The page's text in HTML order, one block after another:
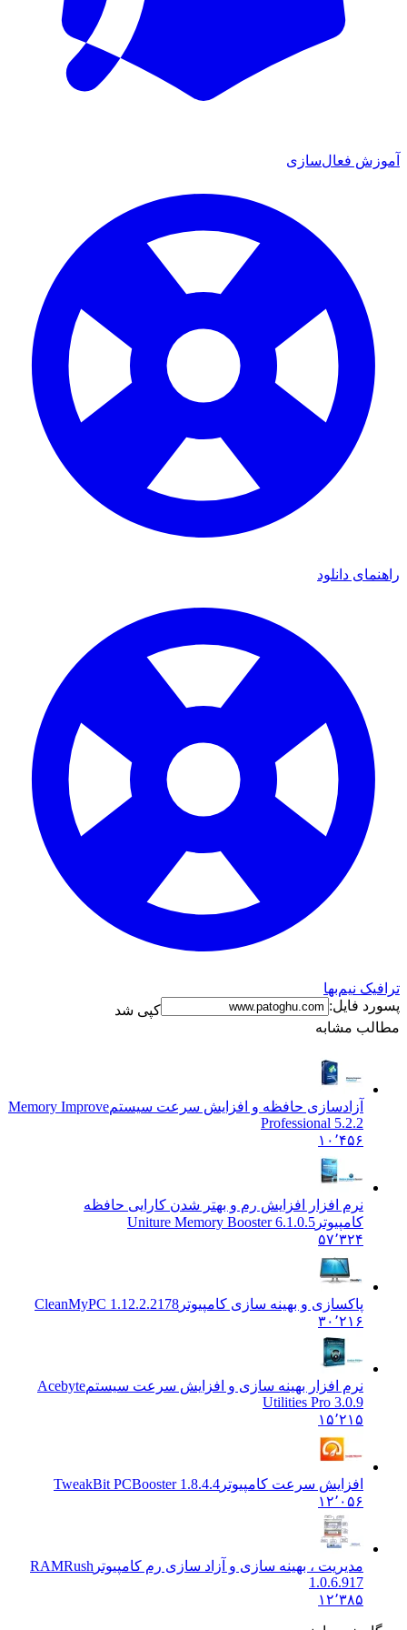
فعال‌سازی
دانلود
نیم‌بها
فایل:
کپی شد
مشابه
آزادسازی حافظه و افزایش سرعت سیستمMemory Improve
Professional 5.2.2
۱۰٬۴۵۶
نرم افزار افزایش رم و بهتر شدن کارایی حافظه
کامپیوترUniture Memory Booster 6.1.0.5
۵۷٬۳۲۴
پاکسازی و بهینه سازی کامپیوترCleanMyPC 1.12.2.2178
۳۰٬۲۱۶
نرم افزار بهینه سازی و افزایش سرعت سیستمAcebyte
Utilities Pro 3.0.9
۱۵٬۲۱۵
افزایش سرعت کامپیوترTweakBit PCBooster 1.8.4.4
۱۲٬۰۵۶
مدیریت ، بهینه سازی و آزاد سازی رم کامپیوترRAMRush
1.0.6.917
۱۲٬۳۸۵